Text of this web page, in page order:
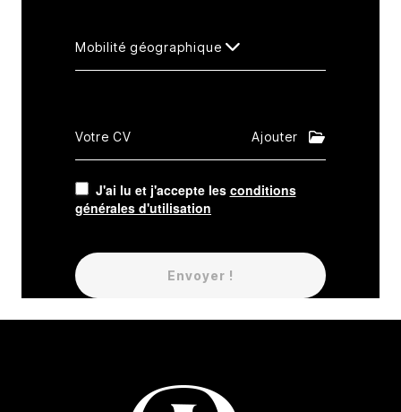
Mobilité géographique
Votre CV Ajouter
J'ai lu et j'accepte les conditions
générales d'utilisation
Envoyer !